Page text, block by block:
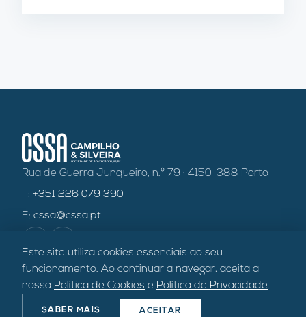
Rua de Guerra Junqueiro, n.º 79 · 4150-388 Porto
T: +351 226 079 390
E: cssa@cssa.pt
Este site utiliza cookies essenciais ao seu
funcionamento. Ao continuar a navegar, aceita a
nossa Política de Cookies e Política de Privacidade.
SABER MAIS ACEITAR